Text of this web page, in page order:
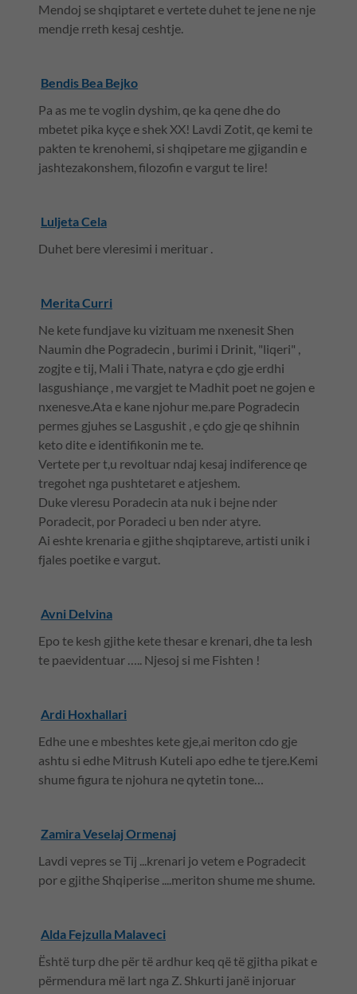
Mendoj se shqiptaret e vertete duhet te jene ne nje
mendje rreth kesaj ceshtje.
Bendis Bea Bejko
Pa as me te voglin dyshim, qe ka qene dhe do
mbetet pika kyçe e shek XX! Lavdi Zotit, qe kemi te
pakten te krenohemi, si shqipetare me gjigandin e
jashtezakonshem, filozofin e vargut te lire!
Luljeta Cela
Duhet bere vleresimi i merituar .
Merita Curri
Ne kete fundjave ku vizituam me nxenesit Shen
Naumin dhe Pogradecin , burimi i Drinit, "liqeri" ,
zogjte e tij, Mali i Thate, natyra e çdo gje erdhi
lasgushiançe , me vargjet te Madhit poet ne gojen e
nxenesve.Ata e kane njohur me.pare Pogradecin
permes gjuhes se Lasgushit , e çdo gje qe shihnin
keto dite e identifikonin me te.
Vertete per t,u revoltuar ndaj kesaj indiference qe
tregohet nga pushtetaret e atjeshem.
Duke vleresu Poradecin ata nuk i bejne nder
Poradecit, por Poradeci u ben nder atyre.
Ai eshte krenaria e gjithe shqiptareve, artisti unik i
fjales poetike e vargut.
Avni Delvina
Epo te kesh gjithe kete thesar e krenari, dhe ta lesh
te paevidentuar ….. Njesoj si me Fishten !
Ardi Hoxhallari
Edhe une e mbeshtes kete gje,ai meriton cdo gje
ashtu si edhe Mitrush Kuteli apo edhe te tjere.Kemi
shume figura te njohura ne qytetin tone…
Zamira Veselaj Ormenaj
Lavdi vepres se Tij ...krenari jo vetem e Pogradecit
por e gjithe Shqiperise ....meriton shume me shume.
Alda Fejzulla Malaveci
Është turp dhe për të ardhur keq që të gjitha pikat e
përmendura më lart nga Z. Shkurti janë injoruar